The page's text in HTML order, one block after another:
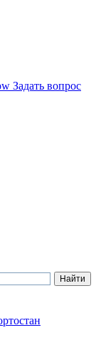
Задать вопрос